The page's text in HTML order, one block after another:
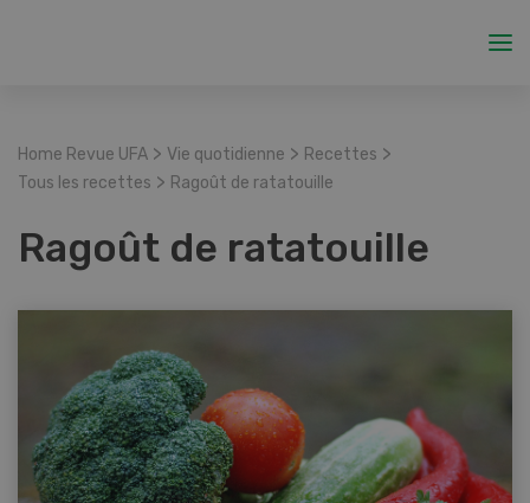
Home Revue UFA > Vie quotidienne > Recettes >
Tous les recettes > Ragoût de ratatouille
Ragoût de ratatouille